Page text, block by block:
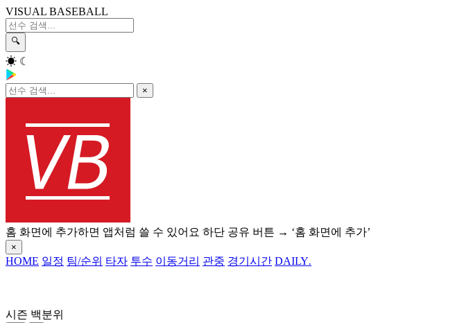
VISUAL BASEBALL
🔍
☀ ☾
×
홈 화면에 추가하면 앱처럼 쓸 수 있어요 하단 공유 버튼 → ‘홈 화면에 추가’
×
HOME 일정 팀/순위 타자 투수 이동거리 관중 경기시간 DAILY.
시즌 백분위